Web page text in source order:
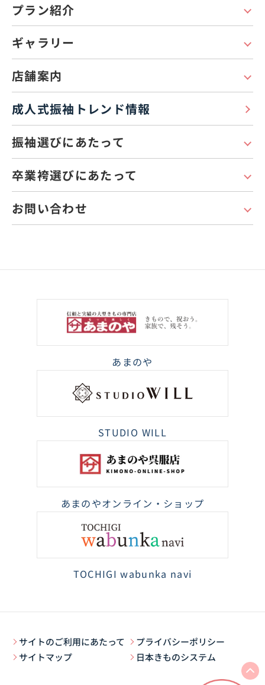
振袖選びにあたって
卒業袴選びにあたって
お問い合わせ
プラン紹介
店舗案内
ギャラリー
成人式振袖トレンド情報
あまのや
STUDIO WILL
あまのやオンライン・ショップ
TOCHIGI wabunka navi
サイトのご利用にあたって
プライバシーポリシー
サイトマップ
日本きものシステム